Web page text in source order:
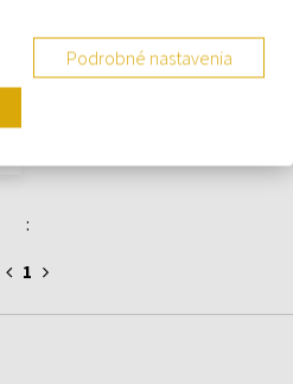
:
1
Podrobné nastavenia